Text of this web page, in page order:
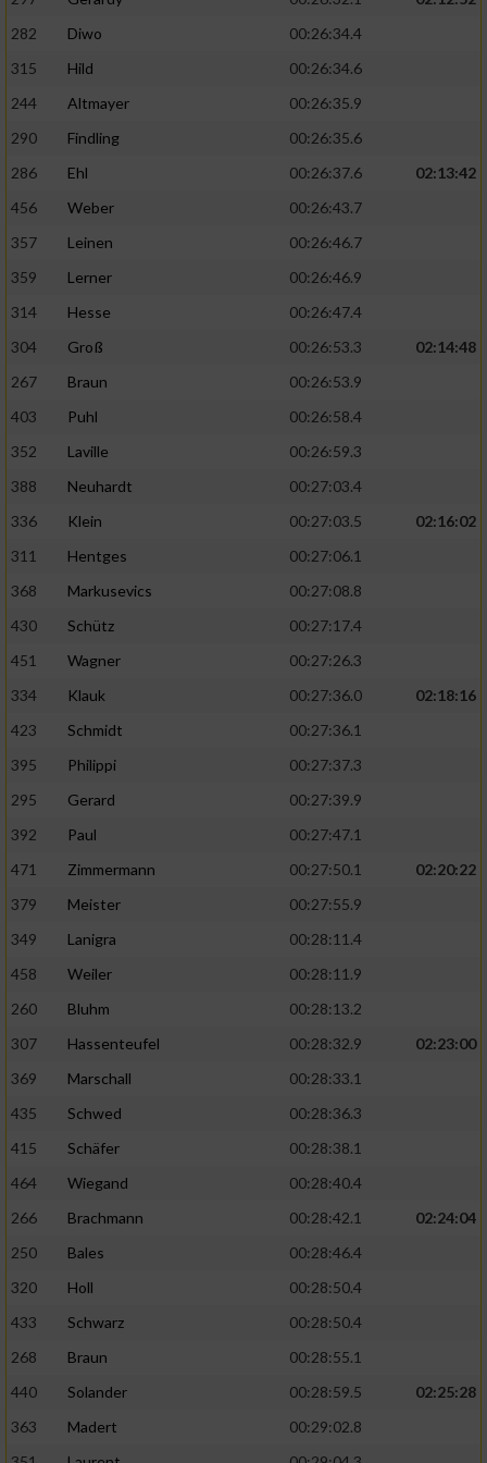
282
Diwo
00:26:34.4
315
Hild
00:26:34.6
244
Altmayer
00:26:35.9
290
Findling
00:26:35.6
286
Ehl 00:26:37.6
02:13:42
456
Weber
00:26:43.7
357
Leinen
00:26:46.7
359
Lerner
00:26:46.9
314
Hesse
00:26:47.4
304
Groß 00:26:53.3
02:14:48
267
Braun
00:26:53.9
403
Puhl
00:26:58.4
352
Laville
00:26:59.3
388
Neuhardt
00:27:03.4
336
Klein 00:27:03.5
02:16:02
311
Hentges
00:27:06.1
368
Markusevics
00:27:08.8
430
Schütz
00:27:17.4
451
Wagner
00:27:26.3
334
Klauk 00:27:36.0
02:18:16
423
Schmidt
00:27:36.1
395
Philippi
00:27:37.3
295
Gerard
00:27:39.9
392
Paul
00:27:47.1
471
Zimmermann 00:27:50.1
02:20:22
379
Meister
00:27:55.9
349
Lanigra
00:28:11.4
458
Weiler
00:28:11.9
260
Bluhm
00:28:13.2
307
Hassenteufel 00:28:32.9
02:23:00
369
Marschall
00:28:33.1
435
Schwed
00:28:36.3
415
Schäfer
00:28:38.1
464
Wiegand
00:28:40.4
266
Brachmann 00:28:42.1
02:24:04
250
Bales
00:28:46.4
320
Holl
00:28:50.4
433
Schwarz
00:28:50.4
268
Braun
00:28:55.1
440
Solander 00:28:59.5
02:25:28
363
Madert
00:29:02.8